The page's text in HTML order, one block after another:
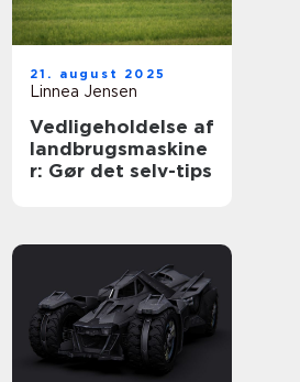
21. august 2025
Linnea Jensen
Vedligeholdelse af
landbrugsmaskine
r: Gør det selv-tips